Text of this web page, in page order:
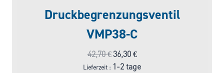
Druckbegrenzungsventil
VMP38-C
42,70€Ursprünglicher
Preis
36,30 €Aktueller
Preis
Lieferzeit : 1-2 tage